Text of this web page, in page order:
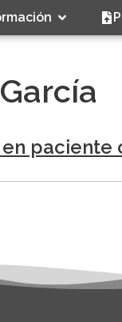
paciente